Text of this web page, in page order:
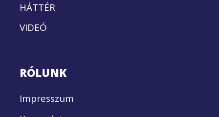
HÁTTÉR
VIDEÓ
RÓLUNK
Impresszum